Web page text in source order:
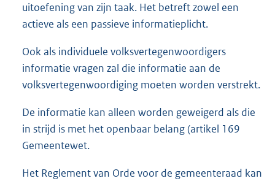
uitoefening van zijn taak. Het betreft zowel een
actieve als een passieve informatieplicht.
Ook als individuele volksvertegenwoordigers
informatie vragen zal die informatie aan de
volksvertegenwoordiging moeten worden verstrekt.
De informatie kan alleen worden geweigerd als die
in strijd is met het openbaar belang (artikel 169
Gemeentewet.
Het Reglement van Orde voor de gemeenteraad kan